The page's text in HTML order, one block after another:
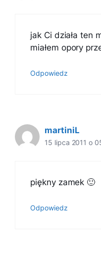
jak Ci działa ten
miałem opory
Odpowiedz
martiniL
15 lipca 2011 o
piękny zamek 🙂
Odpowiedz